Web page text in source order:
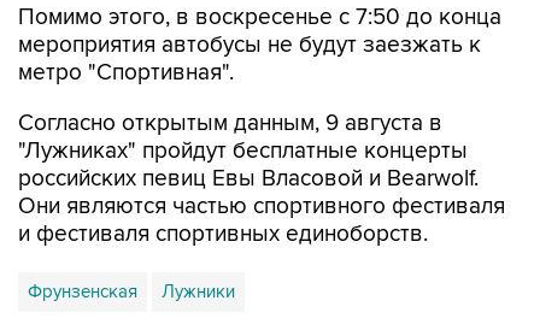
Помимо этого, в воскресенье с 7:50 до конца
мероприятия автобусы не будут заезжать к
метро "Спортивная".
Согласно открытым данным, 9 августа в
"Лужниках" пройдут бесплатные концерты
российских певиц Евы Власовой и Bearwolf.
Они являются частью спортивного фестиваля
и фестиваля спортивных единоборств.
Фрунзенская Лужники